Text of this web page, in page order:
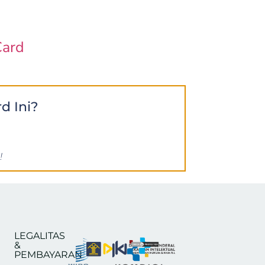
Ini?
LEGALITAS
&
PEMBAYARAN